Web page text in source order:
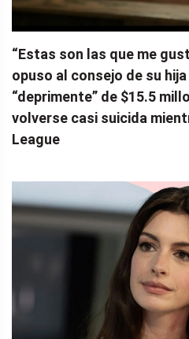
“Estas son las que me
opuso al consejo de su
“deprimente” de $15.5
volverse casi suicida
League